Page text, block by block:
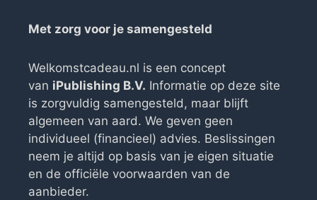
Met zorg voor je samengesteld
Welkomstcadeau.nl is een concept
van iPublishing B.V. Informatie op deze site
is zorgvuldig samengesteld, maar blijft
algemeen van aard. We geven geen
individueel (financieel) advies. Beslissingen
neem je altijd op basis van je eigen situatie
en de officiële voorwaarden van de
aanbieder.